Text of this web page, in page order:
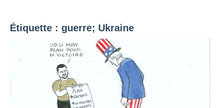
Étiquette : guerre; Ukraine